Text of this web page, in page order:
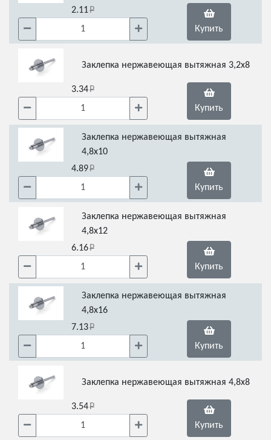
2.11
Купить
Заклепка нержавеющая вытяжная 3,2х8
3.34
Купить
Заклепка нержавеющая вытяжная
4,8х10
4.89
Купить
Заклепка нержавеющая вытяжная
4,8х12
6.16
Купить
Заклепка нержавеющая вытяжная
4,8х16
7.13
Купить
Заклепка нержавеющая вытяжная 4,8х8
3.54
Купить